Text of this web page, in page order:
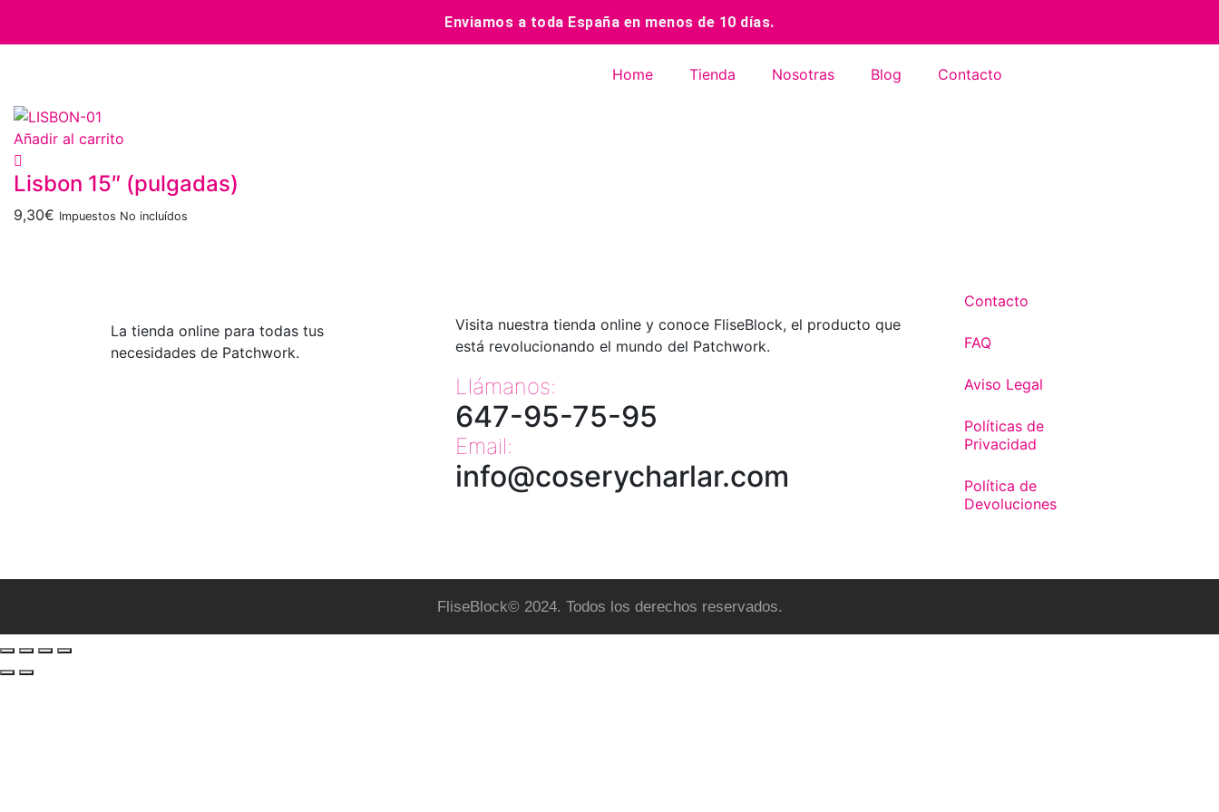
Enviamos a toda España en menos de 10 días.
Home Tienda Nosotras Blog Contacto
Añadir al carrito
Lisbon 15″ (pulgadas)
9,30€ Impuestos No incluídos
La tienda online para todas tus
necesidades de Patchwork.
Visita nuestra tienda online y conoce FliseBlock, el producto que
está revolucionando el mundo del Patchwork.
Llámanos:
647-95-75-95
Email:
info@coserycharlar.com
Contacto
FAQ
Aviso Legal
Políticas de
Privacidad
Política de
Devoluciones
FliseBlock© 2024. Todos los derechos reservados.